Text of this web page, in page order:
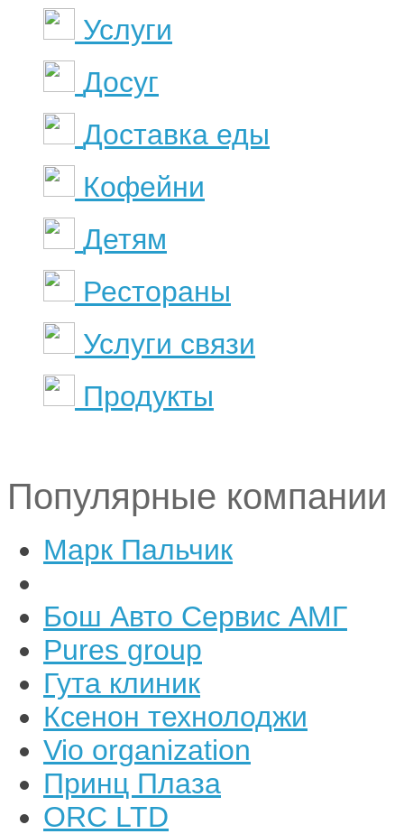
Услуги
Досуг
Доставка еды
Кофейни
Детям
Рестораны
Услуги связи
Продукты
Популярные компании
Марк Пальчик
Бош Авто Сервис АМГ
Pures group
Гута клиник
Ксенон технолоджи
Vio organization
Принц Плаза
ORC LTD